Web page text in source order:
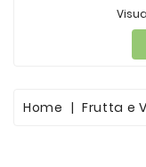
Home Frutta e